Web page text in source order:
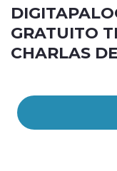
GRATUITO
CHARLAS